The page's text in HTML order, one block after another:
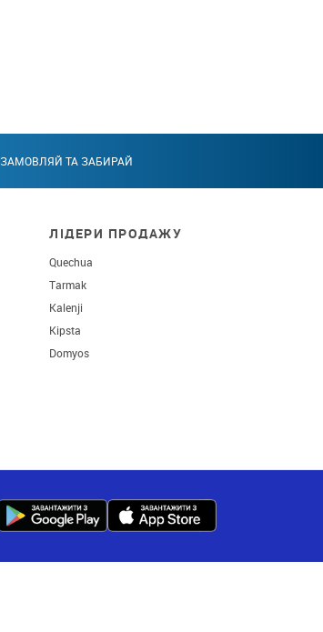
ЗАМОВЛЯЙ ТА ЗАБИРАЙ
ЛІДЕРИ ПРОДАЖУ
Quechua
Tarmak
Kalenji
Kipsta
Domyos